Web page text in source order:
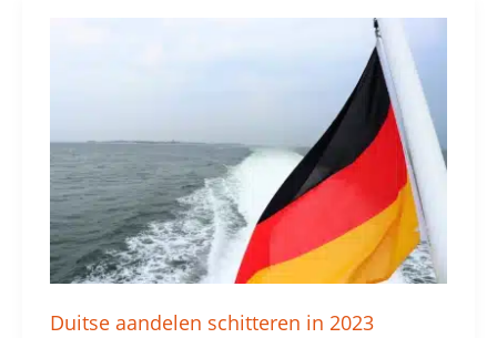
Duitse aandelen schitteren in 2023
2023